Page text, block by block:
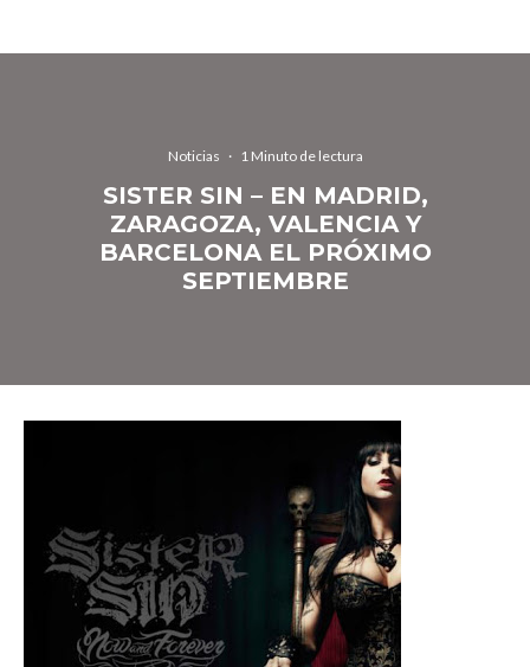
Noticias · 1 Minuto de lectura
SISTER SIN – EN MADRID,
ZARAGOZA, VALENCIA Y
BARCELONA EL PRÓXIMO
SEPTIEMBRE